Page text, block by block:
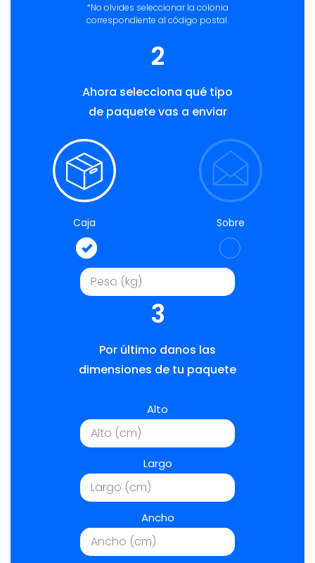
*No olvides seleccionar la colonia
correspondiente al código postal.
2
Ahora selecciona qué tipo
de paquete vas a enviar
Caja Sobre
3
Por último danos las
dimensiones de tu paquete
Alto
Largo
Ancho